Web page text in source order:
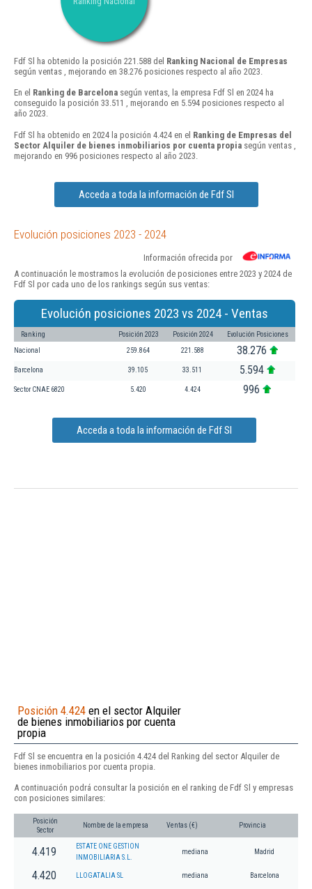
Fdf Sl ha obtenido la posición 221.588 del Ranking Nacional de Empresas
según ventas , mejorando en 38.276 posiciones respecto al año 2023.
En el Ranking de Barcelona según ventas, la empresa Fdf Sl en 2024 ha
conseguido la posición 33.511 , mejorando en 5.594 posiciones respecto al
año 2023.
Fdf Sl ha obtenido en 2024 la posición 4.424 en el Ranking de Empresas del
Sector Alquiler de bienes inmobiliarios por cuenta propia según ventas ,
mejorando en 996 posiciones respecto al año 2023.
Acceda a toda la información de Fdf Sl
Evolución posiciones 2023 - 2024
Información ofrecida por
A continuación le mostramos la evolución de posiciones entre 2023 y 2024 de
Fdf Sl por cada uno de los rankings según sus ventas:
Evolución posiciones 2023 vs 2024 - Ventas
Ranking Posición 2023 Posición 2024 Evolución Posiciones
Nacional 259.864 221.588 38.276
Barcelona 39.105 33.511 5.594
Sector CNAE 6820 5.420 4.424 996
Acceda a toda la información de Fdf Sl
Posición 4.424 en el sector Alquiler
de bienes inmobiliarios por cuenta
propia
Fdf Sl se encuentra en la posición 4.424 del Ranking del sector Alquiler de
bienes inmobiliarios por cuenta propia.
A continuación podrá consultar la posición en el ranking de Fdf Sl y empresas
con posiciones similares:
Posición
Sector
Nombre de la empresa Ventas (€) Provincia
4.419
ESTATE ONE GESTION
INMOBILIARIA S.L.
mediana Madrid
4.420 LLOGATALIA SL mediana Barcelona